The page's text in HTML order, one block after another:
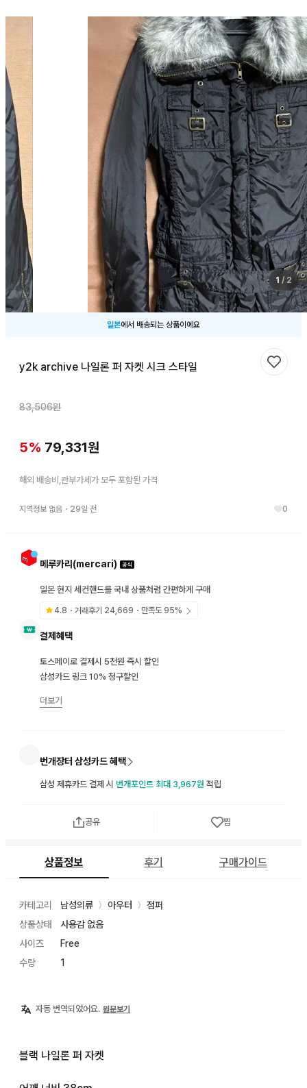
1 / 2
일본에서 배송되는 상품이에요
y2k archive 나일론 퍼 자켓 시크 스타일
83,506원
5% 79,331원
해외 배송비,관부가세가 모두 포함된 가격
지역정보 없음 ・ 29일 전 0
메루카리(mercari)
일본 현지 세컨핸드를 국내 상품처럼 간편하게 구매
4.8 ・거래후기 24,669 ・만족도95%
결제혜택
토스페이로 결제시 5천원 즉시 할인
삼성카드 링크 10% 청구할인
더보기
번개장터 삼성카드 혜택
삼성 제휴카드 결제 시 번개포인트 최대 3,967원 적립
찜하기
공유 찜
상품정보 후기 구매가이드
카테고리 남성의류 〉 아우터 〉
점퍼
상품상태
사용감 없음
사이즈
Free
수량
1
자동 번역되었어요. 원문보기
블랙 나일론 퍼 자켓